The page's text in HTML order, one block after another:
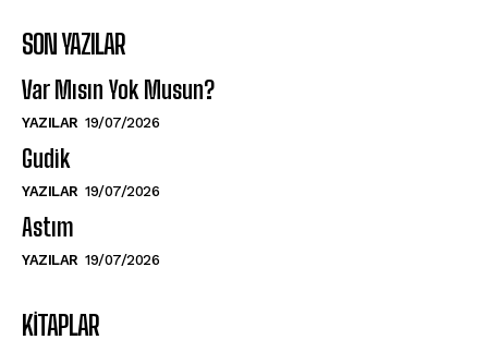
SON YAZILAR
Var Mısın Yok Musun?
YAZILAR 19/07/2026
Gudik
YAZILAR 19/07/2026
Astım
YAZILAR 19/07/2026
KITAPLAR